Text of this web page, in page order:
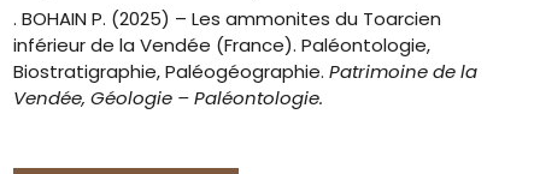
. BOHAIN P. (2025) – Les ammonites du Toarcien
inférieur de la Vendée (France). Paléontologie,
Biostratigraphie, Paléogéographie.Patrimoine de la
Vendée, Géologie – Paléontologie.